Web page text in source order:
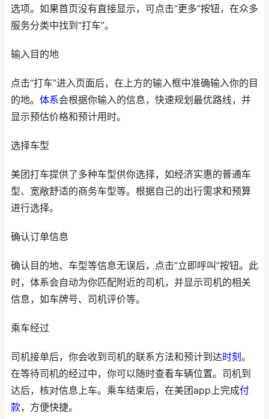
选项。如果首页没有直接显示，可点击“更多”按钮，在众多
服务分类中找到“打车”。
输入目的地
点击“打车”进入页面后，在上方的输入框中准确输入你的目
的地。 体系会根据你输入的信息，快速规划最优路线，并
显示预估价格和预计用时。
选择车型
美团打车提供了多种车型供你选择，如经济实惠的普通车
型、宽敞舒适的商务车型等。根据自己的出行需求和预算
进行选择。
确认订单信息
确认目的地、车型等信息无误后，点击“立即呼叫”按钮。此
时，体系会自动为你匹配附近的司机，并显示司机的相关
信息，如车牌号、司机评价等。
乘车经过
司机接单后，你会收到司机的联系方法和预计到达时刻 。
在等待司机的经过中，你可以随时查看车辆位置。司机到
达后，核对信息上车。乘车结束后，在美团app上完成付
款，方便快捷。